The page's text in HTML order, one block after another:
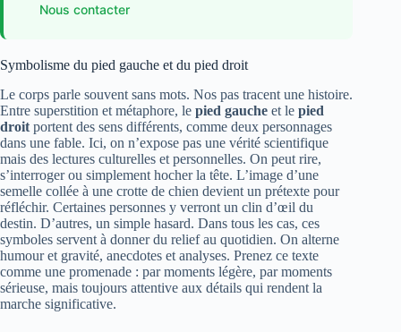
Nous contacter
Symbolisme du pied gauche et du pied droit
Le corps parle souvent sans mots. Nos pas tracent une histoire.
Entre superstition et métaphore, le pied gauche et le pied
droit portent des sens différents, comme deux personnages
dans une fable. Ici, on n’expose pas une vérité scientifique
mais des lectures culturelles et personnelles. On peut rire,
s’interroger ou simplement hocher la tête. L’image d’une
semelle collée à une crotte de chien devient un prétexte pour
réfléchir. Certaines personnes y verront un clin d’œil du
destin. D’autres, un simple hasard. Dans tous les cas, ces
symboles servent à donner du relief au quotidien. On alterne
humour et gravité, anecdotes et analyses. Prenez ce texte
comme une promenade : par moments légère, par moments
sérieuse, mais toujours attentive aux détails qui rendent la
marche significative.